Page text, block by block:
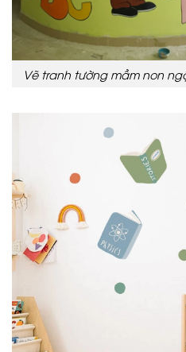
Vẽ tranh tường mầm non